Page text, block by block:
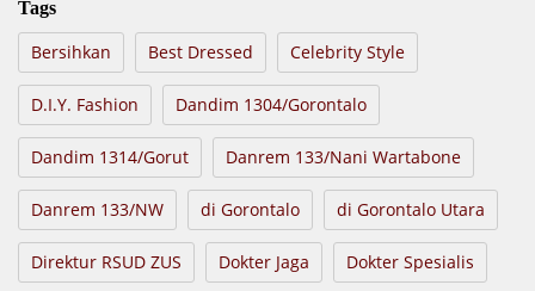
Tags
Bersihkan Best Dressed Celebrity Style
D.I.Y. Fashion Dandim 1304/Gorontalo
Dandim 1314/Gorut Danrem 133/Nani Wartabone
Danrem 133/NW di Gorontalo di Gorontalo Utara
Direktur RSUD ZUS Dokter Jaga Dokter Spesialis